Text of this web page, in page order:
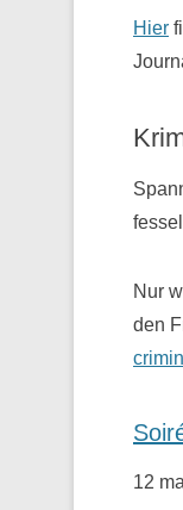
Hier
Nur
den
12